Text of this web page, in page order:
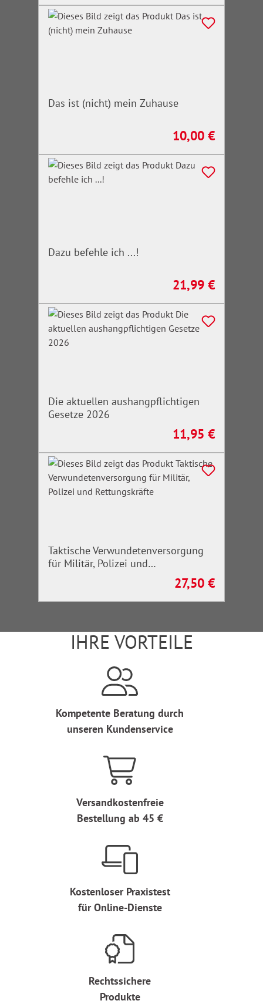
Das ist (nicht) mein Zuhause
Regulärer Preis:
10,00 €
Dazu befehle ich ...!
Regulärer Preis:
21,99 €
Die aktuellen aushangpflichtigen
Gesetze 2026
Regulärer Preis:
11,95 €
Taktische Verwundetenversorgung
für Militär, Polizei und
Regulärer Preis:
27,50 €
IHRE VORTEILE
Kompetente Beratung durch
unseren Kundenservice
Versandkostenfreie
Bestellung ab 45 €
Kostenloser Praxistest
für Online-Dienste
Rechtssichere
Produkte